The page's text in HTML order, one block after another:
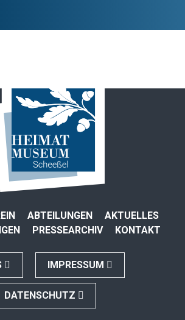
ABTEILUNGEN
AKTUELLES
PRESSEARCHIV KONTAKT
IMPRESSUM
DATENSCHUTZ